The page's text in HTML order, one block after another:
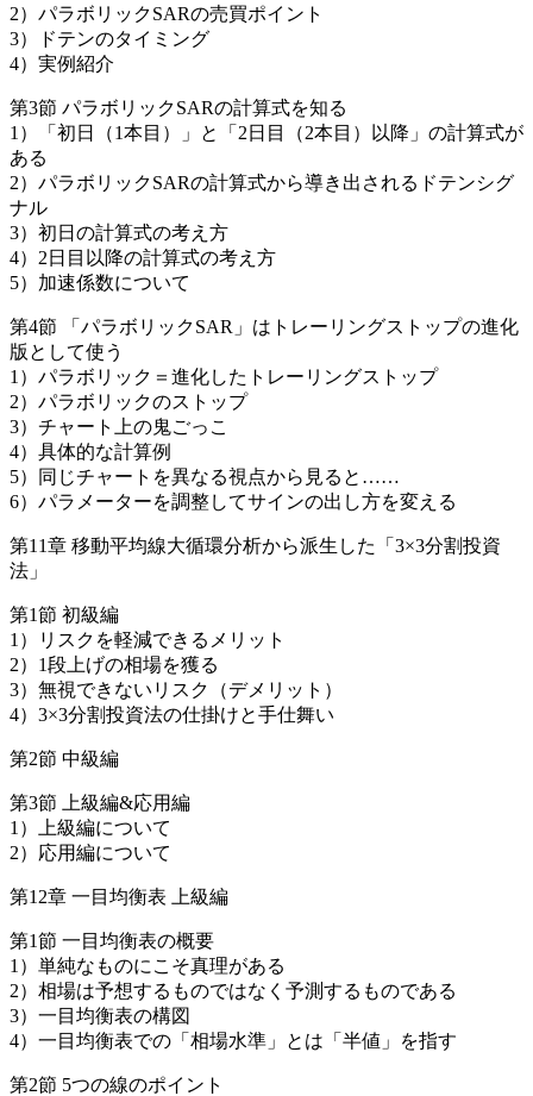
2）パラボリックSARの売買ポイント
3）ドテンのタイミング
4）実例紹介
第3節 パラボリックSARの計算式を知る
1）「初日（1本目）」と「2日目（2本目）以降」の計算式が
ある
2）パラボリックSARの計算式から導き出されるドテンシグ
ナル
3）初日の計算式の考え方
4）2日目以降の計算式の考え方
5）加速係数について
第4節 「パラボリックSAR」はトレーリングストップの進化
版として使う
1）パラボリック＝進化したトレーリングストップ
2）パラボリックのストップ
3）チャート上の鬼ごっこ
4）具体的な計算例
5）同じチャートを異なる視点から見ると……
6）パラメーターを調整してサインの出し方を変える
第11章 移動平均線大循環分析から派生した「3×3分割投資
法」
第1節 初級編
1）リスクを軽減できるメリット
2）1段上げの相場を獲る
3）無視できないリスク（デメリット）
4）3×3分割投資法の仕掛けと手仕舞い
第2節 中級編
第3節 上級編&応用編
1）上級編について
2）応用編について
第12章 一目均衡表 上級編
第1節 一目均衡表の概要
1）単純なものにこそ真理がある
2）相場は予想するものではなく予測するものである
3）一目均衡表の構図
4）一目均衡表での「相場水準」とは「半値」を指す
第2節 5つの線のポイント